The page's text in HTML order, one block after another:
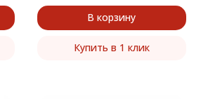
В корзину
Купить в 1 клик